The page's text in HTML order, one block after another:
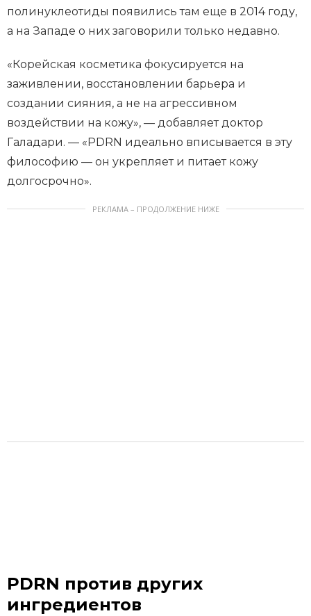
полинуклеотиды появились там еще в 2014 году,
а на Западе о них заговорили только недавно.
«Корейская косметика фокусируется на
заживлении, восстановлении барьера и
создании сияния, а не на агрессивном
воздействии на кожу», — добавляет доктор
Галадари. — «PDRN идеально вписывается в эту
философию — он укрепляет и питает кожу
долгосрочно».
РЕКЛАМА – ПРОДОЛЖЕНИЕ НИЖЕ
PDRN против других
ингредиентов